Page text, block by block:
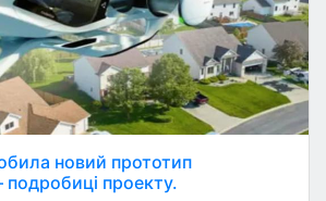
новий прототип
подробиці проекту.